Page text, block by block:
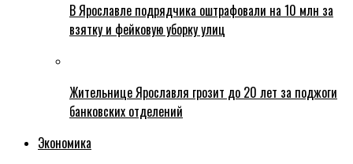
В Ярославле подрядчика оштрафовали на 10 млн за
взятку и фейковую уборку улиц
Жительнице Ярославля грозит до 20 лет за поджоги
банковских отделений
Экономика